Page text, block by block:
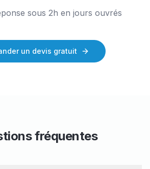
sous 2h en jours ouvrés
un devis gratuit
fréquentes